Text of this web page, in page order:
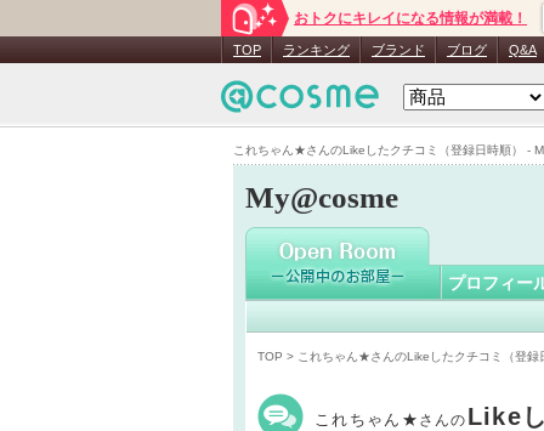
これちゃん★さんのLikeしたクチコミ（登録日時順） -
おトクにキレイになる情報が満載！
TOP ランキング ブランド ブログ Q&A
My@cosme
これちゃ
プロフィー
TOP > これちゃん★さんのLikeしたクチコミ（登録
これちゃん★ さんの Like